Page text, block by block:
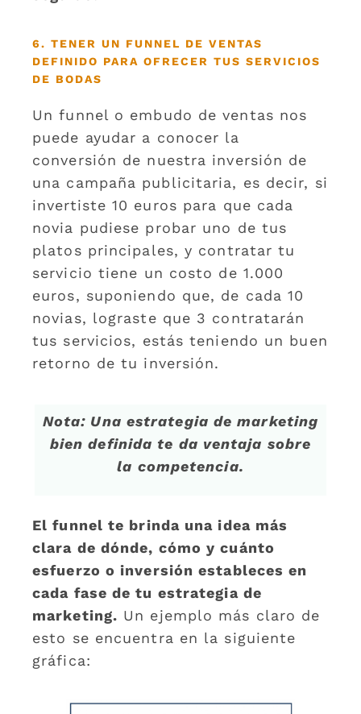
6. TENER UN FUNNEL DE VENTAS
DEFINIDO PARA OFRECER TUS SERVICIOS
DE BODAS
Un funnel o embudo de ventas nos
puede ayudar a conocer la
conversión de nuestra inversión de
una campaña publicitaria, es decir, si
invertiste 10 euros para que cada
novia pudiese probar uno de tus
platos principales, y contratar tu
servicio tiene un costo de 1.000
euros, suponiendo que, de cada 10
novias, lograste que 3 contratarán
tus servicios, estás teniendo un buen
retorno de tu inversión.
Nota: Una estrategia de marketing
bien definida te da ventaja sobre
la competencia.
El funnel te brinda una idea más
clara de dónde, cómo y cuánto
esfuerzo o inversión estableces en
cada fase de tu estrategia de
marketing. Un ejemplo más claro de
esto se encuentra en la siguiente
gráfica: